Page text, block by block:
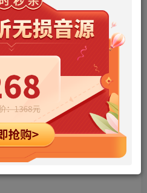
永久会员
即购买
建议登陆后购买，可保存购买订单